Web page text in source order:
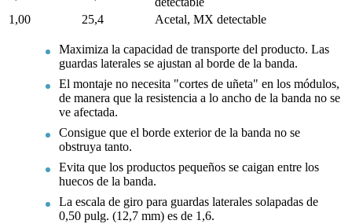
1,00
25,4 Acetal, MX detectable
Maximiza la capacidad de transporte del producto. Las
guardas laterales se ajustan al borde de la banda.
El montaje no necesita "cortes de uñeta" en los módulos,
de manera que la resistencia a lo ancho de la banda no se
ve afectada.
Consigue que el borde exterior de la banda no se
obstruya tanto.
Evita que los productos pequeños se caigan entre los
huecos de la banda.
La escala de giro para guardas laterales solapadas de
0,50 pulg. (12,7 mm) es de 1,6.